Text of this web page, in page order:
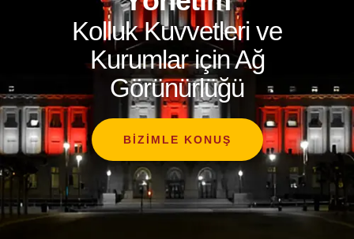
Kolluk Kuvvetleri ve
Kurumlar için Ağ
Görünürlüğü
BIZIMLE KONUŞ